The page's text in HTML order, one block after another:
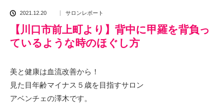
2021.12.20 サロンレポート
【川口市前上町より】背中に甲羅を背負っ
ているような時のほぐし方
美と健康は血流改善から！
見た目年齢マイナス５歳を目指すサロン
アベンチェの澤木です。